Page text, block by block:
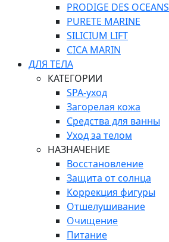
PRODIGE DES OCEANS
PURETE MARINE
SILICIUM LIFT
СICA MARIN
ДЛЯ ТЕЛА
КАТЕГОРИИ
SPA-уход
Загорелая кожа
Средства для ванны
Уход за телом
НАЗНАЧЕНИЕ
Восстановление
Защита от солнца
Коррекция фигуры
Отшелушивание
Очищение
Питание